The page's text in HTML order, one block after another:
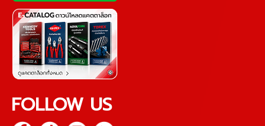
FOLLOW US